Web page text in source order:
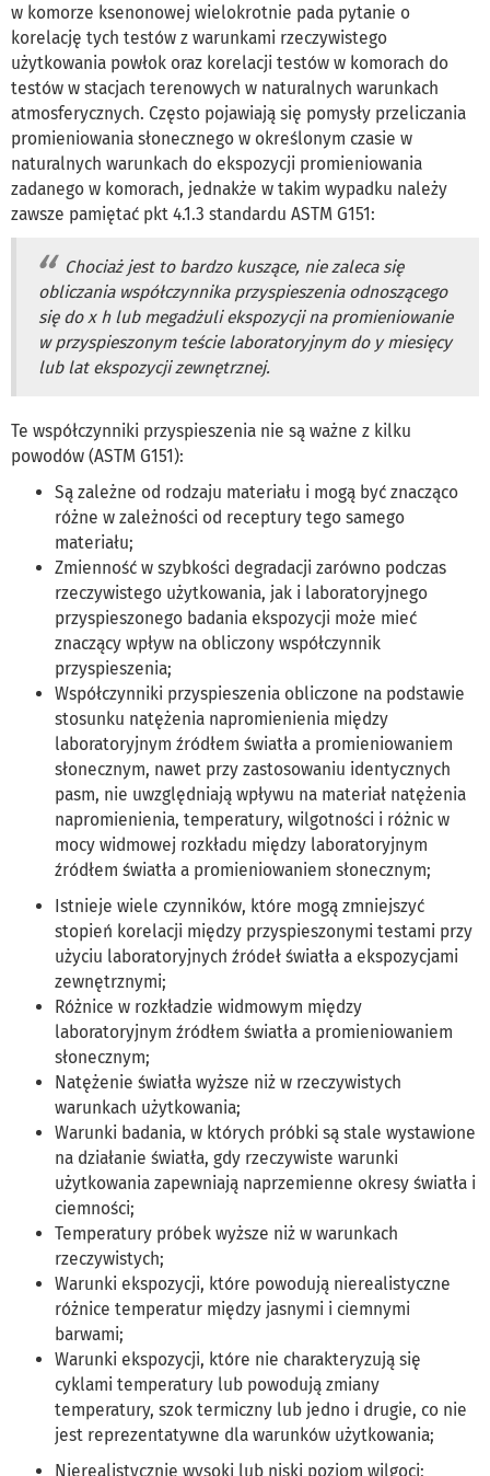
w komorze ksenonowej wielokrotnie pada pytanie o
korelację tych testów z warunkami rzeczywistego
użytkowania powłok oraz korelacji testów w komorach do
testów w stacjach terenowych w naturalnych warunkach
atmosferycznych. Często pojawiają się pomysły przeliczania
promieniowania słonecznego w określonym czasie w
naturalnych warunkach do ekspozycji promieniowania
zadanego w komorach, jednakże w takim wypadku należy
zawsze pamiętać pkt 4.1.3 standardu ASTM G151:
Chociaż jest to bardzo kuszące, nie zaleca się
obliczania współczynnika przyspieszenia odnoszącego
się do x h lub megadżuli ekspozycji na promieniowanie
w przyspieszonym teście laboratoryjnym do y miesięcy
lub lat ekspozycji zewnętrznej.
Te współczynniki przyspieszenia nie są ważne z kilku
powodów (ASTM G151):
Są zależne od rodzaju materiału i mogą być znacząco
różne w zależności od receptury tego samego
materiału;
Zmienność w szybkości degradacji zarówno podczas
rzeczywistego użytkowania, jak i laboratoryjnego
przyspieszonego badania ekspozycji może mieć
znaczący wpływ na obliczony współczynnik
przyspieszenia;
Współczynniki przyspieszenia obliczone na podstawie
stosunku natężenia napromienienia między
laboratoryjnym źródłem światła a promieniowaniem
słonecznym, nawet przy zastosowaniu identycznych
pasm, nie uwzględniają wpływu na materiał natężenia
napromienienia, temperatury, wilgotności i różnic w
mocy widmowej rozkładu między laboratoryjnym
źródłem światła a promieniowaniem słonecznym;
Istnieje wiele czynników, które mogą zmniejszyć
stopień korelacji między przyspieszonymi testami przy
użyciu laboratoryjnych źródeł światła a ekspozycjami
zewnętrznymi;
Różnice w rozkładzie widmowym między
laboratoryjnym źródłem światła a promieniowaniem
słonecznym;
Natężenie światła wyższe niż w rzeczywistych
warunkach użytkowania;
Warunki badania, w których próbki są stale wystawione
na działanie światła, gdy rzeczywiste warunki
użytkowania zapewniają naprzemienne okresy światła i
ciemności;
Temperatury próbek wyższe niż w warunkach
rzeczywistych;
Warunki ekspozycji, które powodują nierealistyczne
różnice temperatur między jasnymi i ciemnymi
barwami;
Warunki ekspozycji, które nie charakteryzują się
cyklami temperatury lub powodują zmiany
temperatury, szok termiczny lub jedno i drugie, co nie
jest reprezentatywne dla warunków użytkowania;
Nierealistycznie wysoki lub niski poziom wilgoci;